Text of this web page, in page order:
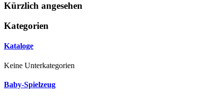
Kürzlich angesehen
Kategorien
Kataloge
Keine Unterkategorien
Baby-Spielzeug